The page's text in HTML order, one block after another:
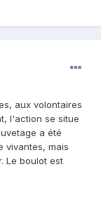
aux volontaires
l'action se situe
a été
vivantes, mais
Le boulot est